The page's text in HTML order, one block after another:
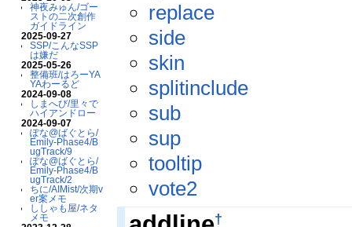
神夜みゅん/ゴー
ストの二次創作
ガイドライン
2025-09-27
SSP/こんなSSP
は嫌だ
2025-05-26
整備班/はろーYA
YAわーるど
2024-09-08
しまへび/里々で
ハイアンドロー
2024-09-07
ぽな@ばぐとら/
Emily-Phase4/B
ugTrack/9
ぽな@ばぐとら/
Emily-Phase4/B
ugTrack/2
ちに/AIMist/次期v
er案メモ
ししゃも屋/ネタ
メモ
replace
side
skin
splitinclude
sub
sup
tooltip
vote2
†